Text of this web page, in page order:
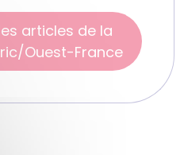
articles de la
Ouest-France